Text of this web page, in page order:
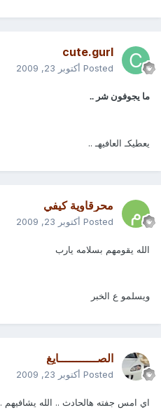
cute.gurl
Posted أكتوبر 23, 2009
ما يجوفون شر ..
يعطيكـ العافيهـ ..
محرقاوية كيفي
Posted أكتوبر 23, 2009
الله يقومهم بسلامه يارب
ويسلمو ع الخبر
الصـــــــــــايغ
Posted أكتوبر 23, 2009
اي امس جفته هالحادث .. الله يشافيهم ..